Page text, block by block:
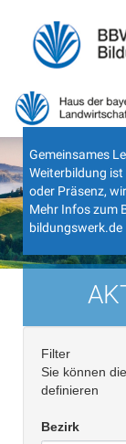
Gemeinsames
Weiterbildung ist
oder Präsenz,
Mehr Infos zum
bildungswerk.de
Filter
Sie können
definieren
Bezirk